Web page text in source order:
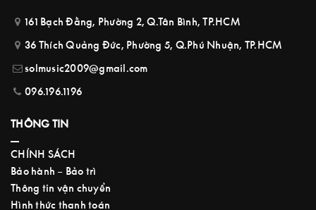
161 Bạch Đằng, Phường 2, Q.Tân Bình, TP.HCM
36 Thích Quảng Đức, Phường 5, Q.Phú Nhuận, TP.HCM
solmusic2009@gmail.com
096.196.1196
THÔNG TIN
CHÍNH SÁCH
Bảo hành – Bảo trì
Thông tin vận chuyển
Hình thức thanh toán